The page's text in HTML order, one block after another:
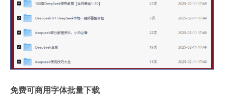
免费可商用字体批量下载